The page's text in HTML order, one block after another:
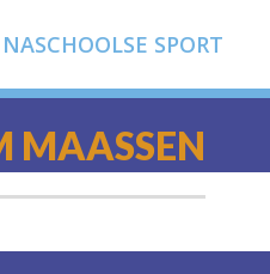
NASCHOOLSE SPORT
MAASSEN